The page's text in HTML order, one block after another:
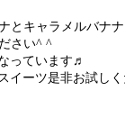
ャラメルバナナ
ください^ ^
っています♬
スイーツ是非お